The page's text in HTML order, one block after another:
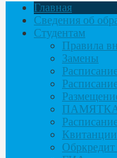
Главная
Сведения об
Студентам
Правила
Замены